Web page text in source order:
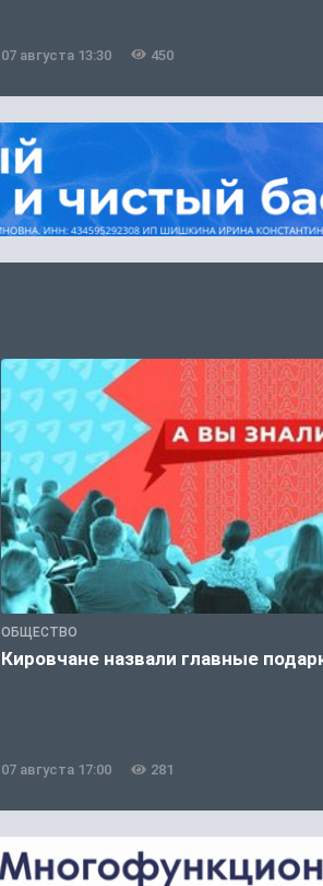
07 августа 13:30 450
ОБЩЕСТВО
Кировчане назвали главные
07 августа 17:00 281